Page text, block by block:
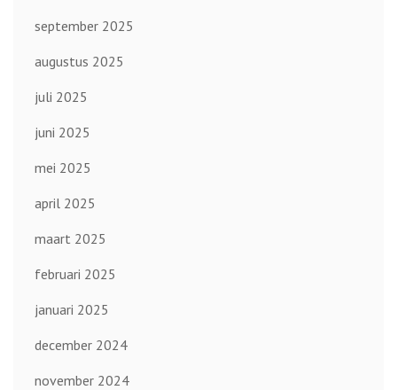
september 2025
augustus 2025
juli 2025
juni 2025
mei 2025
april 2025
maart 2025
februari 2025
januari 2025
december 2024
november 2024